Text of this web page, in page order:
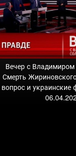
Вечер с
Смерть
вопрос и украинские